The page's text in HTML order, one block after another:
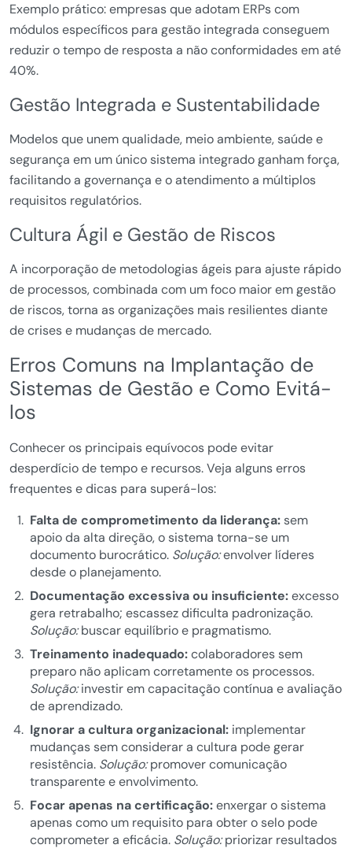
Exemplo prático: empresas que adotam ERPs com
módulos específicos para gestão integrada conseguem
reduzir o tempo de resposta a não conformidades em até
40%.
Gestão Integrada e Sustentabilidade
Modelos que unem qualidade, meio ambiente, saúde e
segurança em um único sistema integrado ganham força,
facilitando a governança e o atendimento a múltiplos
requisitos regulatórios.
Cultura Ágil e Gestão de Riscos
A incorporação de metodologias ágeis para ajuste rápido
de processos, combinada com um foco maior em gestão
de riscos, torna as organizações mais resilientes diante
de crises e mudanças de mercado.
Erros Comuns na Implantação de
Sistemas de Gestão e Como Evitá-
los
Conhecer os principais equívocos pode evitar
desperdício de tempo e recursos. Veja alguns erros
frequentes e dicas para superá-los:
Falta de comprometimento da liderança:sem
apoio da alta direção, o sistema torna-se um
documento burocrático. Solução:envolver líderes
desde o planejamento.
Documentação excessiva ou insuficiente:excesso
gera retrabalho; escassez dificulta padronização.
Solução:buscar equilíbrio e pragmatismo.
Treinamento inadequado:colaboradores sem
preparo não aplicam corretamente os processos.
Solução:investir em capacitação contínua e avaliação
de aprendizado.
Ignorar a cultura organizacional:implementar
mudanças sem considerar a cultura pode gerar
resistência. Solução:promover comunicação
transparente e envolvimento.
Focar apenas na certificação:enxergar o sistema
apenas como um requisito para obter o selo pode
comprometer a eficácia. Solução:priorizar resultados